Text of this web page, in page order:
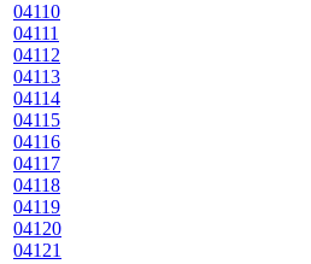
04110
04111
04112
04113
04114
04115
04116
04117
04118
04119
04120
04121